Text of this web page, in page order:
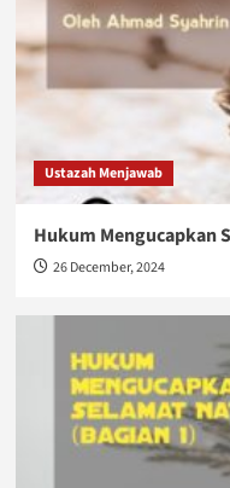
Ustazah Menjawab
Hukum Mengucapkan
26 December, 2024